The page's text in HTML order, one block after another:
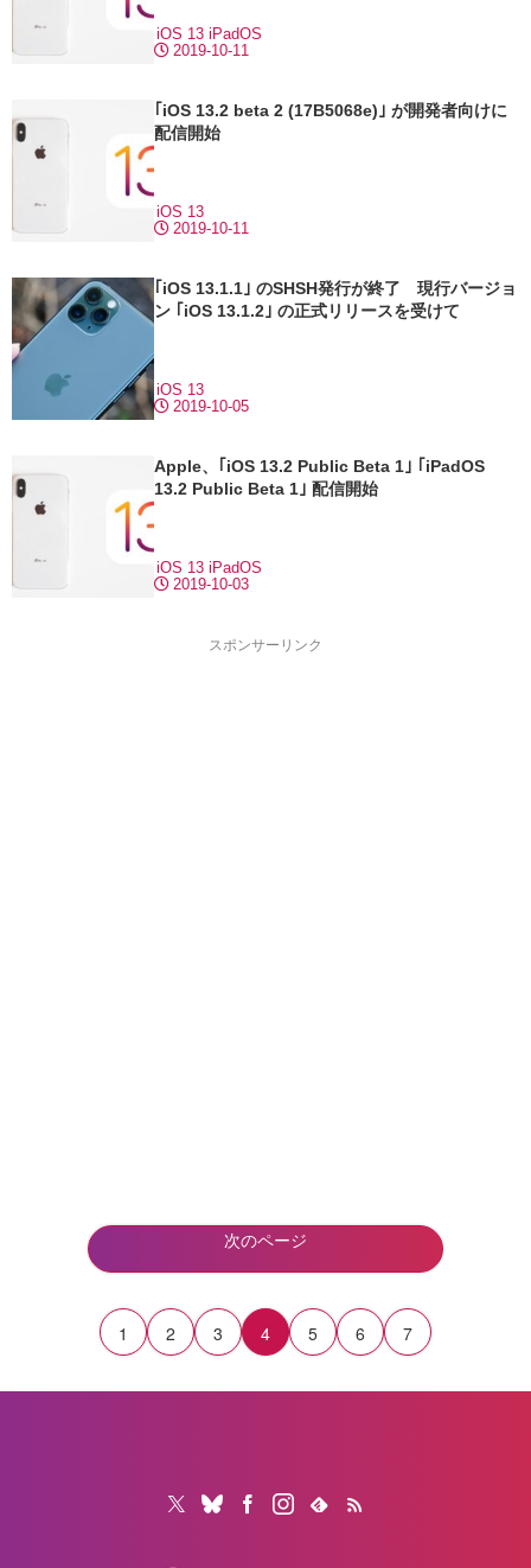
2019-10-11
iOS 13 iPadOS
｢iOS 13.2 beta 2 (17B5068e)｣ が開発者向けに
配信開始
2019-10-11
iOS 13
｢iOS 13.1.1｣ のSHSH発行が終了 現行バージョ
ン ｢iOS 13.1.2｣ の正式リリースを受けて
2019-10-05
iOS 13
Apple、｢iOS 13.2 Public Beta 1｣ ｢iPadOS
13.2 Public Beta 1｣ 配信開始
2019-10-03
iOS 13 iPadOS
スポンサーリンク
次のページ
1 2 3 4 5 6 7